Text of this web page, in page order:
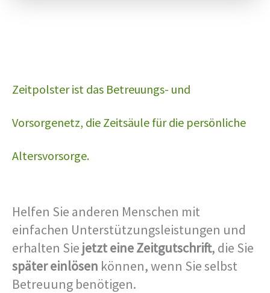
Zeitpolster ist das Betreuungs- und
Vorsorgenetz, die Zeitsäule für die persönliche
Altersvorsorge.
Helfen Sie anderen Menschen mit
einfachen Unterstützungsleistungen und
erhalten Sie jetzt eine Zeitgutschrift, die Sie
später einlösen können, wenn Sie selbst
Betreuung benötigen.